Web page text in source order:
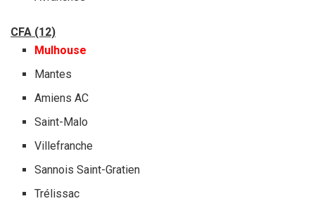
CFA (12)
Mulhouse
Mantes
Amiens AC
Saint-Malo
Villefranche
Sannois Saint-Gratien
Trélissac